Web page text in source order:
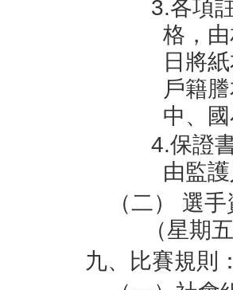
3.各項
格，
日將
戶籍
中、
4.保證
由監
（二） 選
（星期
九、比賽規則